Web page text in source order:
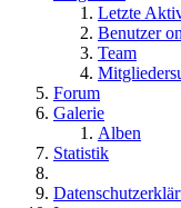
Letzte
Benutzer
Team
Forum
Galerie
Alben
Statistik